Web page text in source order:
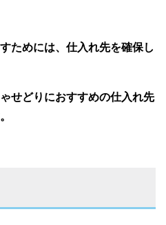
ためには、仕入れ先を確保し
せどりにおすすめの仕入れ先